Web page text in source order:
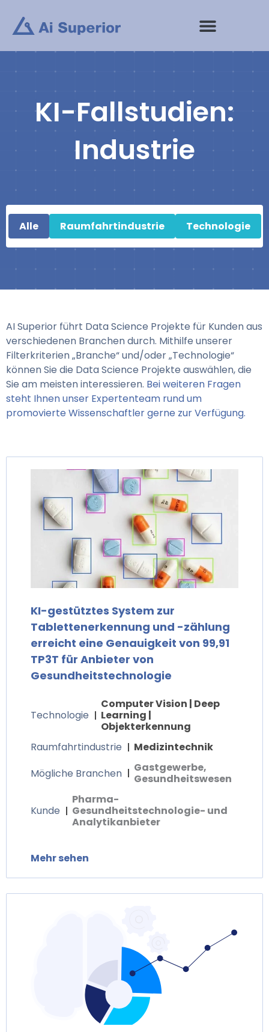
Inhalt
springen
KI-Fallstudien:
Industrie
Alle Raumfahrtindustrie Technologie
AI Superior führt Data Science Projekte für Kunden aus
verschiedenen Branchen durch. Mithilfe unserer
Filterkriterien „Branche“ und/oder „Technologie“
können Sie die Data Science Projekte auswählen, die
Sie am meisten interessieren. Bei weiteren Fragen
steht Ihnen unser Expertenteam rund um
promovierte Wissenschaftler gerne zur Verfügung.
KI-gestütztes System zur
Tablettenerkennung und -zählung
erreicht eine Genauigkeit von 99,91
TP3T für Anbieter von
Gesundheitstechnologie
Technologie
Computer Vision | Deep
Learning |
Objekterkennung
Raumfahrtindustrie
Medizintechnik
Mögliche Branchen
Gastgewerbe,
Gesundheitswesen
Kunde
Pharma-
Gesundheitstechnologie- und
Analytikanbieter
Mehr sehen